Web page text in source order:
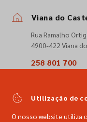
Viana do
Rua Ramalho
4900-422 Viana
258 801 700
Utilização de
O nosso website utiliza